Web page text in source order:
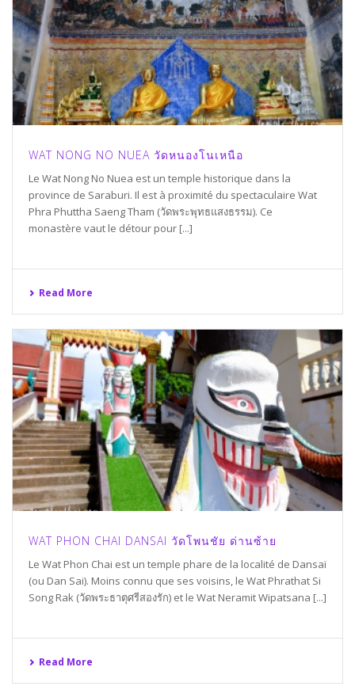
WAT NONG NO NUEA วัดหนองโนเหนือ
Le Wat Nong No Nuea est un temple historique dans la
province de Saraburi. Il est à proximité du spectaculaire Wat
Phra Phuttha Saeng Tham (วัดพระพุทธแสงธรรม). Ce
monastère vaut le détour pour [...]
Read More
WAT PHON CHAI DANSAI วัดโพนชัย ด่านซ้าย
Le Wat Phon Chai est un temple phare de la localité de Dansaï
(ou Dan Sai). Moins connu que ses voisins, le Wat Phrathat Si
Song Rak (วัดพระธาตุศรีสองรัก) et le Wat Neramit Wipatsana [...]
Read More